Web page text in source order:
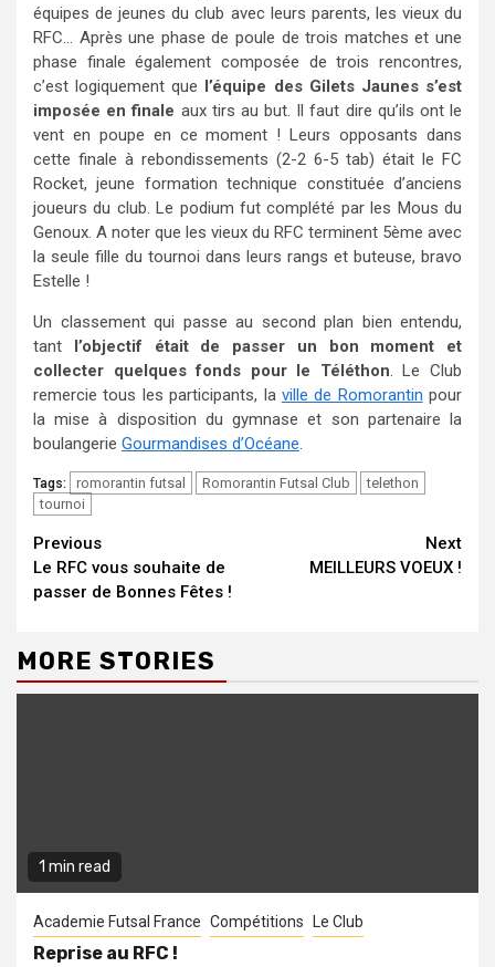
équipes de jeunes du club avec leurs parents, les vieux du
RFC… Après une phase de poule de trois matches et une
phase finale également composée de trois rencontres,
c’est logiquement que l’équipe des Gilets Jaunes s’est
imposée en finale aux tirs au but. Il faut dire qu’ils ont le
vent en poupe en ce moment ! Leurs opposants dans
cette finale à rebondissements (2-2 6-5 tab) était le FC
Rocket, jeune formation technique constituée d’anciens
joueurs du club. Le podium fut complété par les Mous du
Genoux. A noter que les vieux du RFC terminent 5ème avec
la seule fille du tournoi dans leurs rangs et buteuse, bravo
Estelle !
Un classement qui passe au second plan bien entendu,
tant l’objectif était de passer un bon moment et
collecter quelques fonds pour le Téléthon. Le Club
remercie tous les participants, la ville de Romorantin pour
la mise à disposition du gymnase et son partenaire la
boulangerie Gourmandises d’Océane.
Tags: romorantin futsal Romorantin Futsal Club
telethon
tournoi
Continue
Reading
Previous
Le RFC vous souhaite de
passer de Bonnes Fêtes !
Next
MEILLEURS VOEUX !
MORE STORIES
1 min read
Academie Futsal France Compétitions Le Club
Reprise au RFC !